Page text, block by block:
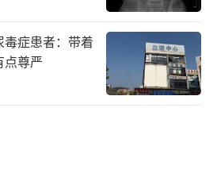
症患者：带着
点尊严